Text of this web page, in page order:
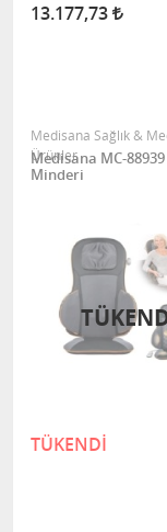
13.177,73
Medisana Sağlık &
Ürünler
Medisana MC-
Minderi
TÜKENDİ